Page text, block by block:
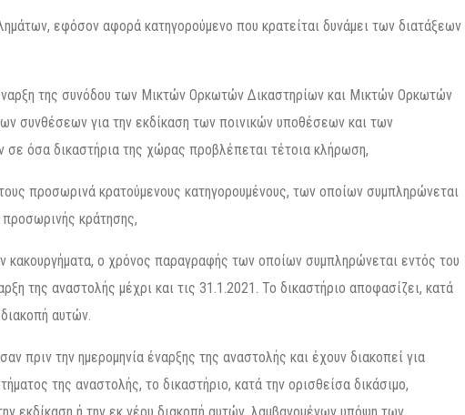
εφόσον αφορά κατηγορούμενο που κρατείται δυνάμει των διατάξεων
της συνόδου των Μικτών Ορκωτών Δικαστηρίων και Μικτών Ορκωτών
συνθέσεων για την εκδίκαση των ποινικών υποθέσεων και των
όσα δικαστήρια της χώρας προβλέπεται τέτοια κλήρωση,
προσωρινά κρατούμενους κατηγορουμένους, των οποίων συμπληρώνεται
κράτησης,
κακουργήματα, ο χρόνος παραγραφής των οποίων συμπληρώνεται εντός του
της αναστολής μέχρι και τις 31.1.2021. Το δικαστήριο αποφασίζει, κατά
αυτών.
πριν την ημερομηνία έναρξης της αναστολής και έχουν διακοπεί για
της αναστολής, το δικαστήριο, κατά την ορισθείσα δικάσιμο,